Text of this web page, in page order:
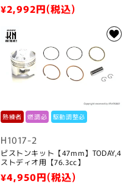
通
価
¥2,992円(税込)
熟練者 燃調必 駆動調整必
H1017-2
ピストンキット【47mm】TODAY,4
ストディオ用【76.3cc】
通
¥4,950円(税込)